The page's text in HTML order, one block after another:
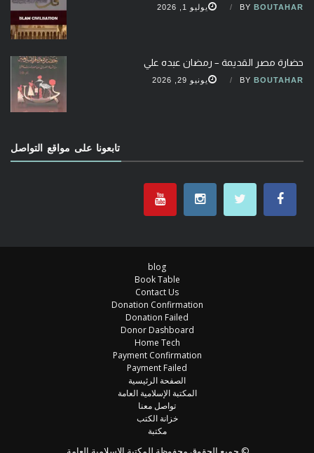
BY BOUTAHAR يوليو 1, 2026
حضارة مصر القديمة – رمضان عبده علي
BY BOUTAHAR يونيو 29, 2026
تابعونا على مواقع التواصل
blog
Book Table
Contact Us
Donation Confirmation
Donation Failed
Donor Dashboard
Home Tech
Payment Confirmation
Payment Failed
الصفحة الرئيسية
المكتبة الإسلامية العامة
تواصل معنا
خزانة الكتب
مكتبة